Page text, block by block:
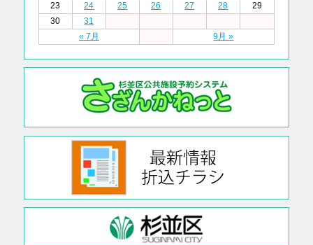
23
24 25 26 27 28
29
30
31
« 7月
9月 »